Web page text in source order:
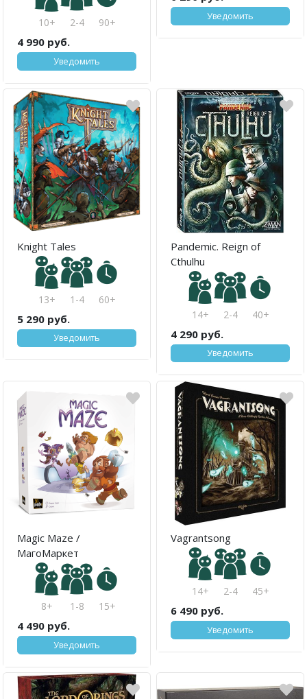
10+ 2-4 90+
4 990 руб.
Уведомить
Уведомить
Knight Tales
13+ 1-4 60+
5 290 руб.
Уведомить
Pandemic. Reign of
Cthulhu
14+ 2-4 40+
4 290 руб.
Уведомить
Magic Maze /
МагоМаркет
8+ 1-8 15+
4 490 руб.
Уведомить
Vagrantsong
14+ 2-4 45+
6 490 руб.
Уведомить